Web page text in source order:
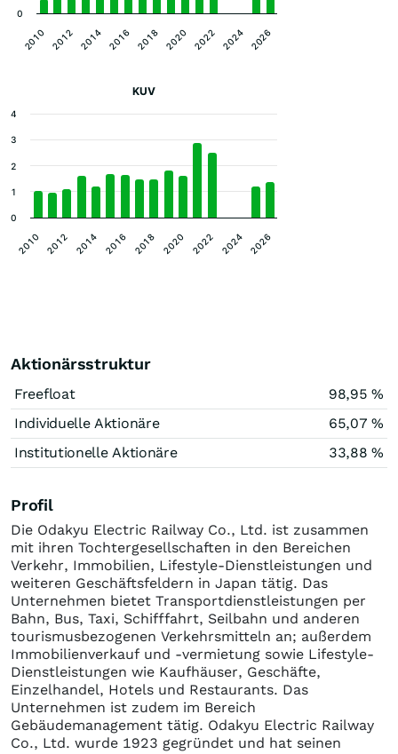
2010 2012 2014 2016 2018 2020 2022 2024 2026
0
KUV
2010 2012 2014 2016 2018 2020 2022 2024 2026
0
1
2
3
4
Aktionärsstruktur
Freefloat
98,95 %
Individuelle Aktionäre
65,07 %
Institutionelle Aktionäre
33,88 %
Profil
Die Odakyu Electric Railway Co., Ltd. ist zusammen
mit ihren Tochtergesellschaften in den Bereichen
Verkehr, Immobilien, Lifestyle-Dienstleistungen und
weiteren Geschäftsfeldern in Japan tätig. Das
Unternehmen bietet Transportdienstleistungen per
Bahn, Bus, Taxi, Schifffahrt, Seilbahn und anderen
tourismusbezogenen Verkehrsmitteln an; außerdem
Immobilienverkauf und -vermietung sowie Lifestyle-
Dienstleistungen wie Kaufhäuser, Geschäfte,
Einzelhandel, Hotels und Restaurants. Das
Unternehmen ist zudem im Bereich
Gebäudemanagement tätig. Odakyu Electric Railway
Co., Ltd. wurde 1923 gegründet und hat seinen